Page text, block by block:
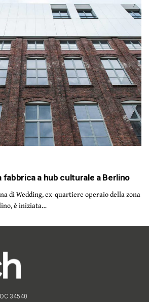
fabbrica a hub culturale a Berlino
di Wedding, ex-quartiere operaio della zona
è iniziata…
34540